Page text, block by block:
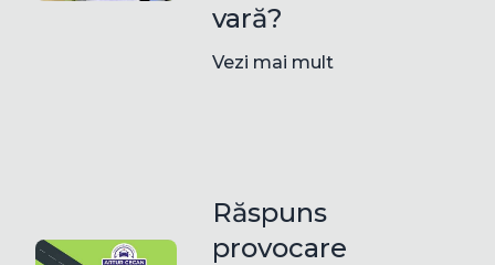
vară?
Vezi mai mult
Răspuns
provocare